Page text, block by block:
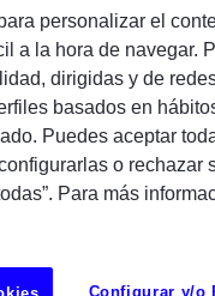
,
“Sitio”) o a
de los editores
(“Manpower”).
otro dominio o
y condiciones.
en territorio español.
se refieren a
ver o haya visto
personalizar el
a la hora de navegar.
dirigidas y de
basados en
Puedes aceptar
o rechazar
Para más
Configurar y/o